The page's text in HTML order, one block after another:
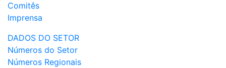
Comitês
Imprensa
DADOS DO SETOR
Números do Setor
Números Regionais